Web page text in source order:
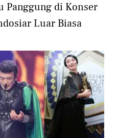
Panggung di Konser
Luar Biasa